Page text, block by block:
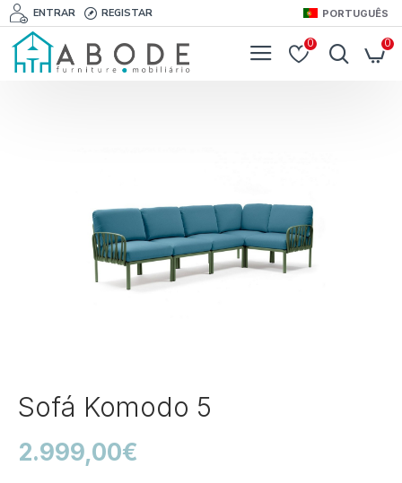
ENTRAR REGISTAR PORTUGUÊS
0 0
Sofá Komodo 5
2.999,00€